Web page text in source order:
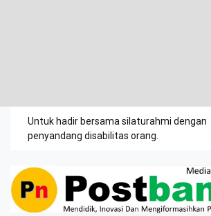
Untuk hadir bersama silaturahmi dengan
penyandang disabilitas orang.